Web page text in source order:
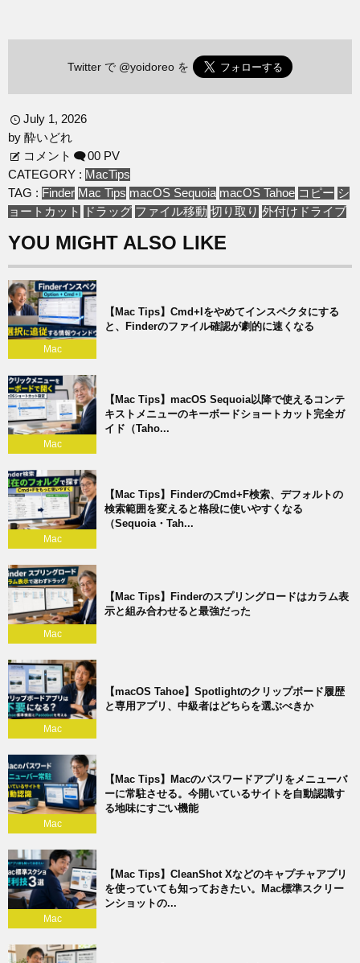
Twitter で @yoidoreo を
July 1,2026
by 酔いどれ
コメント
00 PV
CATEGORY : MacTips
TAG : Finder Mac Tips macOS Sequoia macOS Tahoe コピー シ
ョートカット
ドラッグ ファイル移動 切り取り 外付けドライブ
YOU MIGHT ALSO LIKE
Mac
【Mac Tips】Cmd+Iをやめてインスペクタにする
と、Finderのファイル確認が劇的に速くなる
Mac
【Mac Tips】macOS Sequoia以降で使えるコンテ
キストメニューのキーボードショートカット完全ガ
イド（Taho...
Mac
【Mac Tips】FinderのCmd+F検索、デフォルトの
検索範囲を変えると格段に使いやすくなる
（Sequoia・Tah...
Mac
【Mac Tips】Finderのスプリングロードはカラム表
示と組み合わせると最強だった
Mac
【macOS Tahoe】Spotlightのクリップボード履歴
と専用アプリ、中級者はどちらを選ぶべきか
Mac
【Mac Tips】Macのパスワードアプリをメニューバ
ーに常駐させる。今開いているサイトを自動認識す
る地味にすごい機能
Mac
【Mac Tips】CleanShot Xなどのキャプチャアプリ
を使っていても知っておきたい。Mac標準スクリー
ンショットの...